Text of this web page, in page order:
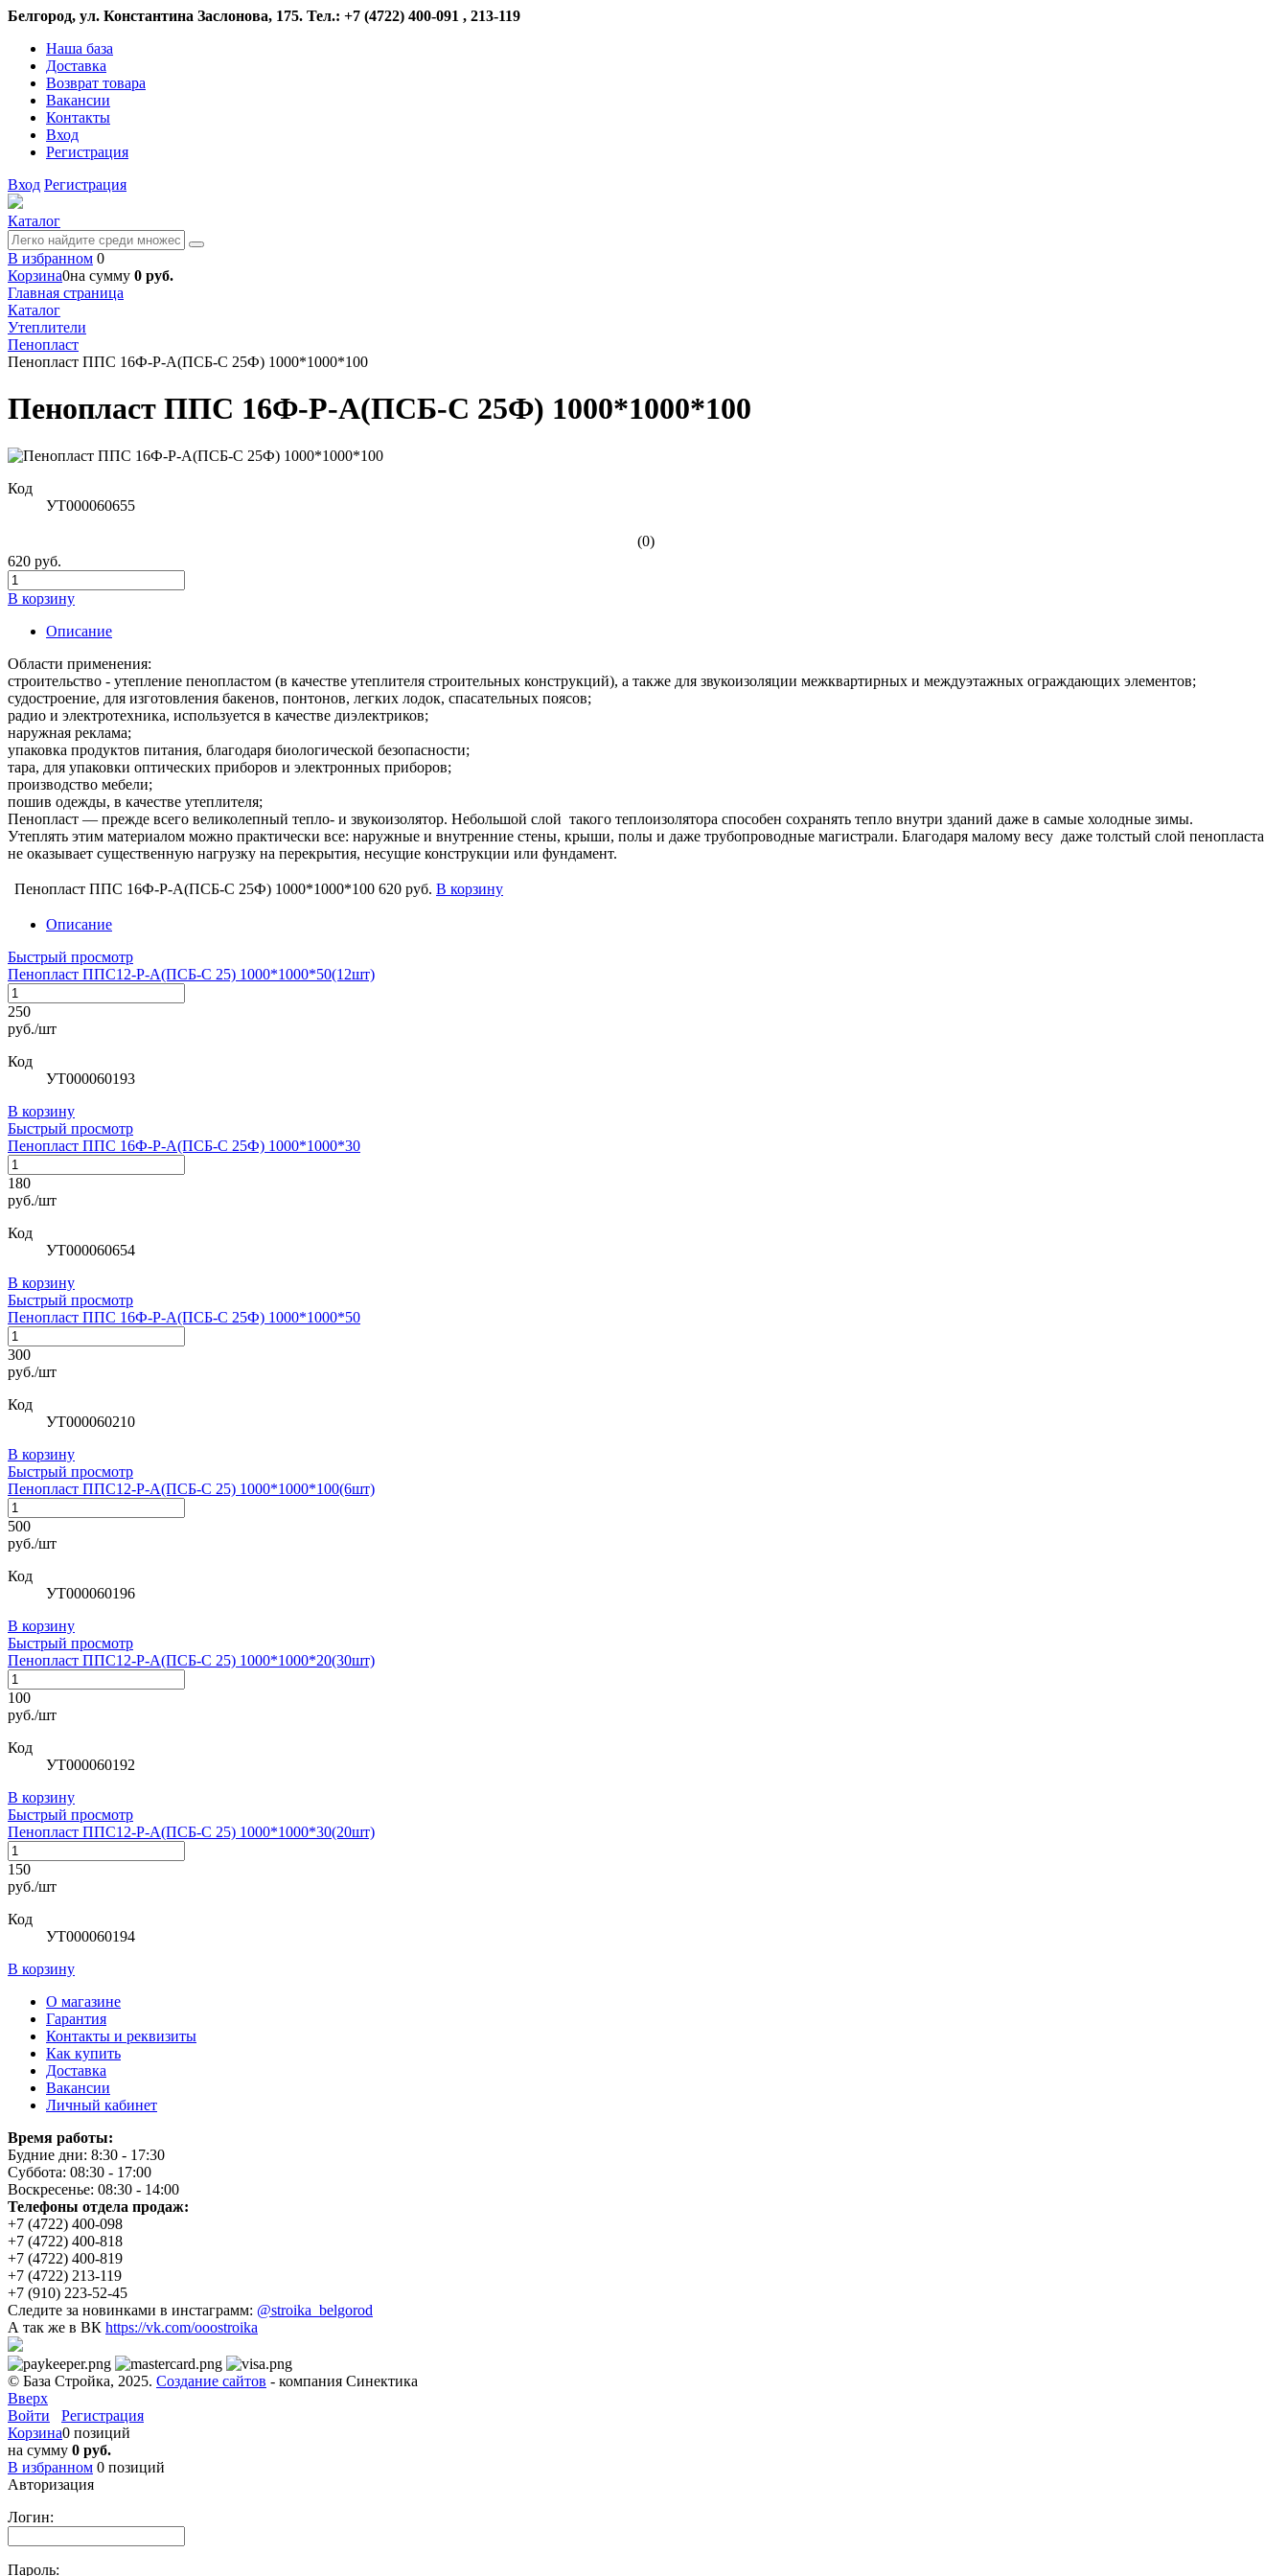
Белгород, ул. Константина Заслонова, 175. Тел.: +7 (4722) 400-091 , 213-119
Наша база
Доставка
Возврат товара
Вакансии
Контакты
Вход
Регистрация
Вход Регистрация
Каталог
В избранном 0
Корзина0на сумму 0 руб.
Главная страница
Каталог
Утеплители
Пенопласт
Пенопласт ППС 16Ф-Р-А(ПСБ-С 25Ф) 1000*1000*100
Пенопласт ППС 16Ф-Р-А(ПСБ-С 25Ф) 1000*1000*100
Код
УТ000060655
(0)
620 руб.
В корзину
Описание
Области применения:
строительство - утепление пенопластом (в качестве утеплителя строительных конструкций), а также для звукоизоляции межквартирных и междуэтажных ограждающих элементов;
судостроение, для изготовления бакенов, понтонов, легких лодок, спасательных поясов;
радио и электротехника, используется в качестве диэлектриков;
наружная реклама;
упаковка продуктов питания, благодаря биологической безопасности;
тара, для упаковки оптических приборов и электронных приборов;
производство мебели;
пошив одежды, в качестве утеплителя;
Пенопласт — прежде всего великолепный тепло- и звукоизолятор. Небольшой слой такого теплоизолятора способен сохранять тепло внутри зданий даже в самые холодные зимы.
Утеплять этим материалом можно практически все: наружные и внутренние стены, крыши, полы и даже трубопроводные магистрали. Благодаря малому весу даже толстый слой пенопласта
не оказывает существенную нагрузку на перекрытия, несущие конструкции или фундамент.
Пенопласт ППС 16Ф-Р-А(ПСБ-С 25Ф) 1000*1000*100 620 руб. В корзину
Описание
Быстрый просмотр
Пенопласт ППС12-Р-А(ПСБ-С 25) 1000*1000*50(12шт)
250
руб./шт
Код
УТ000060193
В корзину
Быстрый просмотр
Пенопласт ППС 16Ф-Р-А(ПСБ-С 25Ф) 1000*1000*30
180
руб./шт
Код
УТ000060654
В корзину
Быстрый просмотр
Пенопласт ППС 16Ф-Р-А(ПСБ-С 25Ф) 1000*1000*50
300
руб./шт
Код
УТ000060210
В корзину
Быстрый просмотр
Пенопласт ППС12-Р-А(ПСБ-С 25) 1000*1000*100(6шт)
500
руб./шт
Код
УТ000060196
В корзину
Быстрый просмотр
Пенопласт ППС12-Р-А(ПСБ-С 25) 1000*1000*20(30шт)
100
руб./шт
Код
УТ000060192
В корзину
Быстрый просмотр
Пенопласт ППС12-Р-А(ПСБ-С 25) 1000*1000*30(20шт)
150
руб./шт
Код
УТ000060194
В корзину
О магазине
Гарантия
Контакты и реквизиты
Как купить
Доставка
Вакансии
Личный кабинет
Время работы:
Будние дни: 8:30 - 17:30
Суббота: 08:30 - 17:00
Воскресенье: 08:30 - 14:00
Телефоны отдела продаж:
+7 (4722) 400-098
+7 (4722) 400-818
+7 (4722) 400-819
+7 (4722) 213-119
+7 (910) 223-52-45
Следите за новинками в инстаграмм: @stroika_belgorod
А так же в ВК https://vk.com/ooostroika
© База Стройка, 2025. Создание сайтов - компания Синектика
Вверх
Войти
Регистрация
Корзина0 позиций
на сумму 0 руб.
В избранном 0 позиций
Авторизация
Логин:
Пароль: